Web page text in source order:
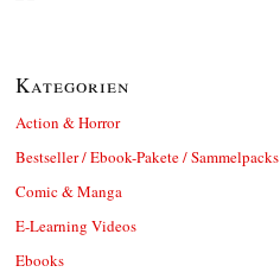
Kategorien
Action & Horror
Bestseller / Ebook-Pakete / Sammelpacks
Comic & Manga
E-Learning Videos
Ebooks